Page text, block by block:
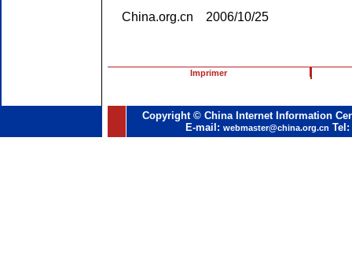
China.org.cn 2006/10/25
Imprimer
Copyright © China Internet Information
E-mail: webmaster@china.org.cn Tel: